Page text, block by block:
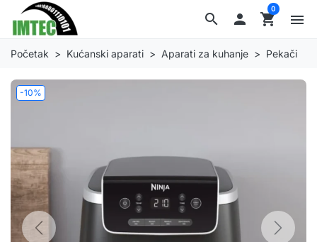
search  shopping_cart
0
menu
Početak Kućanski aparati Aparati za kuhanje Pekači
-10%
Previous Next